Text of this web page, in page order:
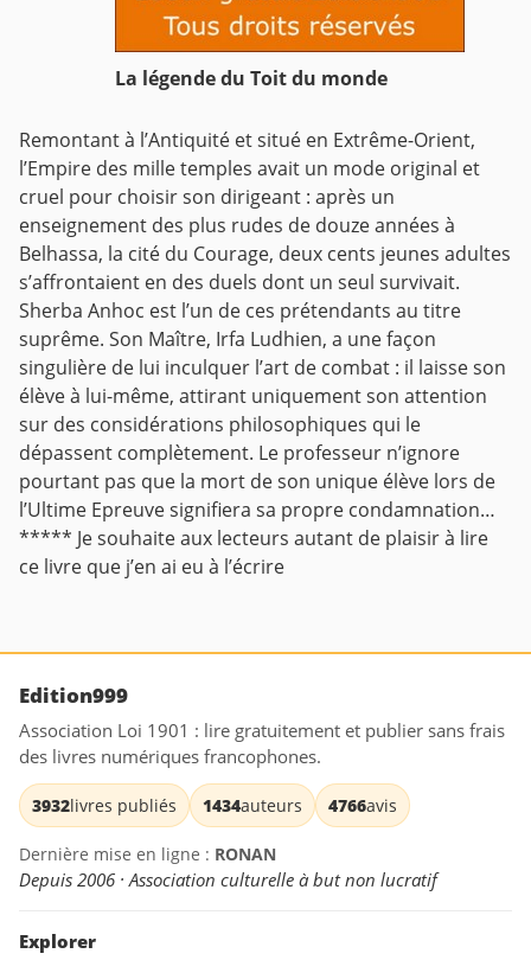
La légende du Toit du monde
Remontant à l’Antiquité et situé en Extrême-Orient,
l’Empire des mille temples avait un mode original et
cruel pour choisir son dirigeant : après un
enseignement des plus rudes de douze années à
Belhassa, la cité du Courage, deux cents jeunes adultes
s’affrontaient en des duels dont un seul survivait.
Sherba Anhoc est l’un de ces prétendants au titre
suprême. Son Maître, Irfa Ludhien, a une façon
singulière de lui inculquer l’art de combat : il laisse son
élève à lui-même, attirant uniquement son attention
sur des considérations philosophiques qui le
dépassent complètement. Le professeur n’ignore
pourtant pas que la mort de son unique élève lors de
l’Ultime Epreuve signifiera sa propre condamnation…
***** Je souhaite aux lecteurs autant de plaisir à lire
ce livre que j’en ai eu à l’écrire
Edition999
Association Loi 1901 : lire gratuitement et publier sans frais
des livres numériques francophones.
3932livres publiés 1434auteurs 4766avis
Dernière mise en ligne : RONAN
Depuis 2006 · Association culturelle à but non lucratif
Explorer